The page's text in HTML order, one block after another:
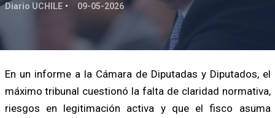
Diario UCHILE 09-05-2026
En un informe a la Cámara de Diputadas y Diputados, el
máximo tribunal cuestionó la falta de claridad normativa,
riesgos en legitimación activa y que el fisco asuma